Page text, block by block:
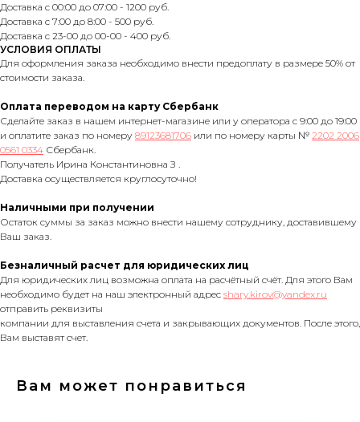
Доставка с 00:00 до 07:00 - 1200 руб.
Доставка с 7:00 до 8:00 - 500 руб.
Доставка с 23-00 до 00-00 - 400 руб.
УСЛОВИЯ ОПЛАТЫ
Для оформления заказа необходимо внести предоплату в размере 50% от
стоимости заказа.
Оплата переводом на карту Сбербанк
Сделайте заказ в нашем интернет-магазине или у оператора с 9:00 до 19:00
и оплатите заказ по номеру 89123681706 или по номеру карты № 2202 2006
0561 0334 Сбербанк.
Получатель Ирина Константиновна З .
Доставка осуществляется круглосуточно!
Наличными при получении
Остаток суммы за заказ можно внести нашему сотруднику, доставившему
Ваш заказ.
Безналичный расчет для юридических лиц
Для юридических лиц возможна оплата на расчётный счёт. Для этого Вам
необходимо будет на наш электронный адрес shary.kirov@yandex.ru
отправить реквизиты
компании для выставления счета и закрывающих документов. После этого,
Вам выставят счет.
Вам может понравиться